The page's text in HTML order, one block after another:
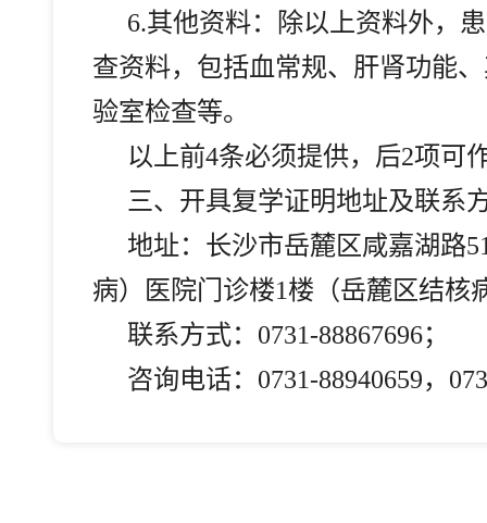
6.其他资料：除以上资料外，
查资料，包括血常规、肝肾功能
验室检查等。
以上前4条必须提供，后2项可
三、开具复学证明地址及联系
地址：长沙市岳麓区咸嘉湖路
病）医院门诊楼1楼（岳麓区结核
联系方式：0731-88867696；
咨询电话：0731-88940659，